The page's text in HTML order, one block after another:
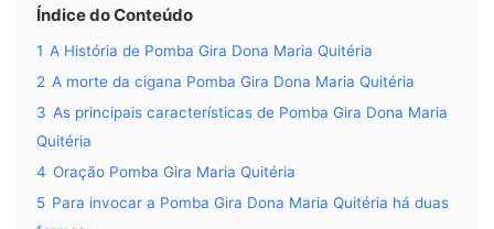
Índice do Conteúdo
1 A História de Pomba Gira Dona Maria Quitéria
2 A morte da cigana Pomba Gira Dona Maria Quitéria
3 As principais características de Pomba Gira Dona Maria
Quitéria
4 Oração Pomba Gira Maria Quitéria
5 Para invocar a Pomba Gira Dona Maria Quitéria há duas